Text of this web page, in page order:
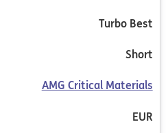
Turbo Best
Short
AMG Critical Materials
EUR